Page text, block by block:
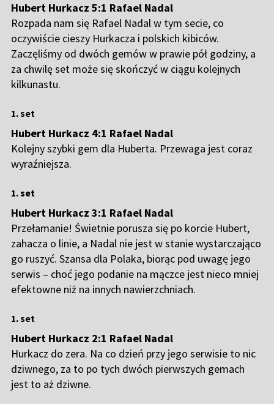
Hubert Hurkacz 5:1 Rafael Nadal
Rozpada nam się Rafael Nadal w tym secie, co
oczywiście cieszy Hurkacza i polskich kibiców.
Zaczęliśmy od dwóch gemów w prawie pół godziny, a
za chwilę set może się skończyć w ciągu kolejnych
kilkunastu.
1. set
Hubert Hurkacz 4:1 Rafael Nadal
Kolejny szybki gem dla Huberta. Przewaga jest coraz
wyraźniejsza.
1. set
Hubert Hurkacz 3:1 Rafael Nadal
Przełamanie! Świetnie porusza się po korcie Hubert,
zahacza o linie, a Nadal nie jest w stanie wystarczająco
go ruszyć. Szansa dla Polaka, biorąc pod uwagę jego
serwis – choć jego podanie na mączce jest nieco mniej
efektowne niż na innych nawierzchniach.
1. set
Hubert Hurkacz 2:1 Rafael Nadal
Hurkacz do zera. Na co dzień przy jego serwisie to nic
dziwnego, za to po tych dwóch pierwszych gemach
jest to aż dziwne.